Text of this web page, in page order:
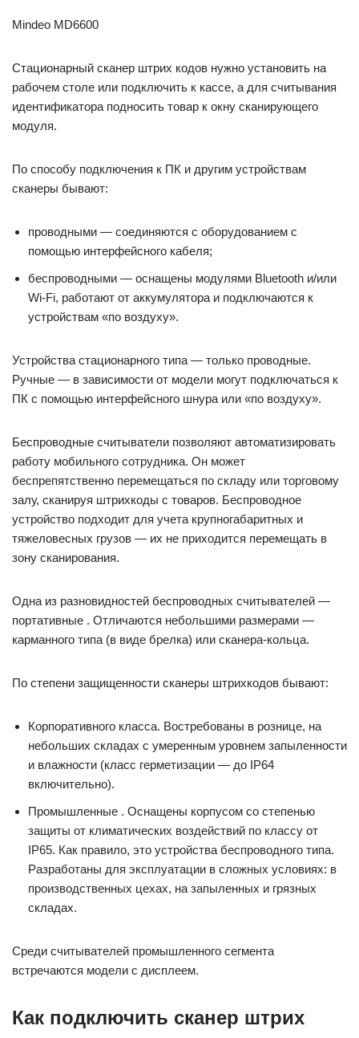
Mindeo MD6600
Стационарный сканер штрих кодов нужно установить на
рабочем столе или подключить к кассе, а для считывания
идентификатора подносить товар к окну сканирующего
модуля.
По способу подключения к ПК и другим устройствам
сканеры бывают:
проводными — соединяются с оборудованием с
помощью интерфейсного кабеля;
беспроводными — оснащены модулями Bluetooth и/или
Wi-Fi, работают от аккумулятора и подключаются к
устройствам «по воздуху».
Устройства стационарного типа — только проводные.
Ручные — в зависимости от модели могут подключаться к
ПК с помощью интерфейсного шнура или «по воздуху».
Беспроводные считыватели позволяют автоматизировать
работу мобильного сотрудника. Он может
беспрепятственно перемещаться по складу или торговому
залу, сканируя штрихкоды с товаров. Беспроводное
устройство подходит для учета крупногабаритных и
тяжеловесных грузов — их не приходится перемещать в
зону сканирования.
Одна из разновидностей беспроводных считывателей —
портативные . Отличаются небольшими размерами —
карманного типа (в виде брелка) или сканера-кольца.
По степени защищенности сканеры штрихкодов бывают:
Корпоративного класса. Востребованы в рознице, на
небольших складах с умеренным уровнем запыленности
и влажности (класс герметизации — до IP64
включительно).
Промышленные . Оснащены корпусом со степенью
защиты от климатических воздействий по классу от
IP65. Как правило, это устройства беспроводного типа.
Разработаны для эксплуатации в сложных условиях: в
производственных цехах, на запыленных и грязных
складах.
Среди считывателей промышленного сегмента
встречаются модели с дисплеем.
Как подключить сканер штрих